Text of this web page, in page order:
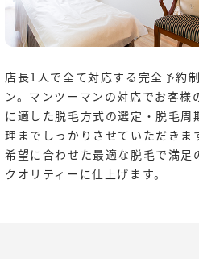
店長1人で全て対応する完全予約
ン。マンツーマンの対応でお客様
に適した脱毛方式の選定・脱毛周
理までしっかりさせていただきま
希望に合わせた最適な脱毛で満足
クオリティーに仕上げます。